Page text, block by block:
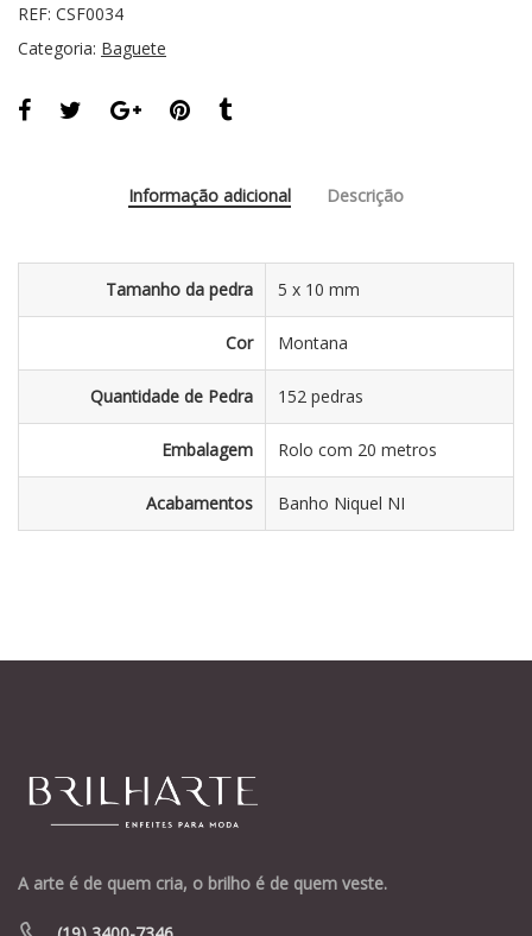
REF: CSF0034
Categoria: Baguete
Informação adicional Descrição
Tamanho da pedra 5 x 10 mm
Cor Montana
Quantidade de Pedra 152 pedras
Embalagem Rolo com 20 metros
Acabamentos Banho Niquel NI
A arte é de quem cria, o brilho é de quem veste.